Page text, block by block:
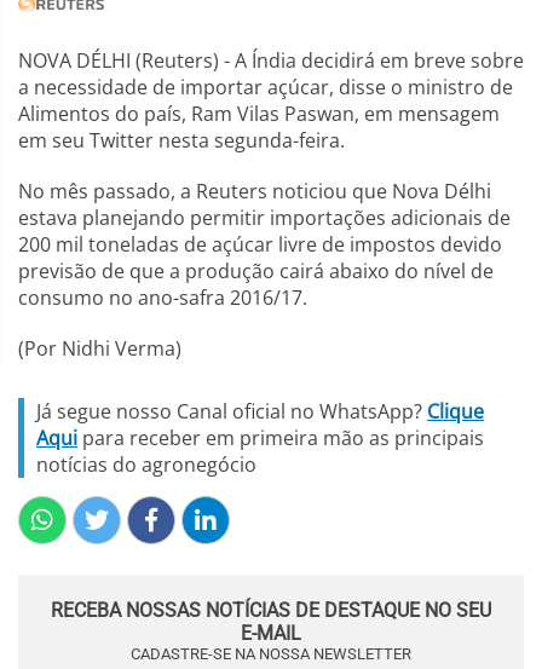
NOVA DÉLHI (Reuters) - A Índia decidirá em breve sobre
a necessidade de importar açúcar, disse o ministro de
Alimentos do país, Ram Vilas Paswan, em mensagem
em seu Twitter nesta segunda-feira.
No mês passado, a Reuters noticiou que Nova Délhi
estava planejando permitir importações adicionais de
200 mil toneladas de açúcar livre de impostos devido
previsão de que a produção cairá abaixo do nível de
consumo no ano-safra 2016/17.
(Por Nidhi Verma)
Já segue nosso Canal oficial no WhatsApp? Clique
Aqui para receber em primeira mão as principais
notícias do agronegócio
RECEBA NOSSAS NOTÍCIAS DE DESTAQUE NO SEU
E-MAIL
CADASTRE-SE NA NOSSA NEWSLETTER